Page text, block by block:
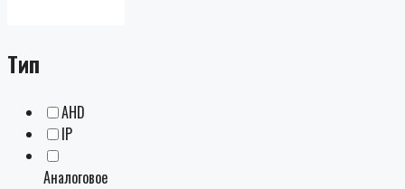
Тип
AHD
IP
Аналоговое